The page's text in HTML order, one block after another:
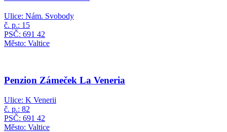
Ulice: Nám. Svobody
č. p.: 15
PSČ: 691 42
Město: Valtice
Penzion Zámeček La Veneria
Ulice: K Venerii
č. p.: 82
PSČ: 691 42
Město: Valtice